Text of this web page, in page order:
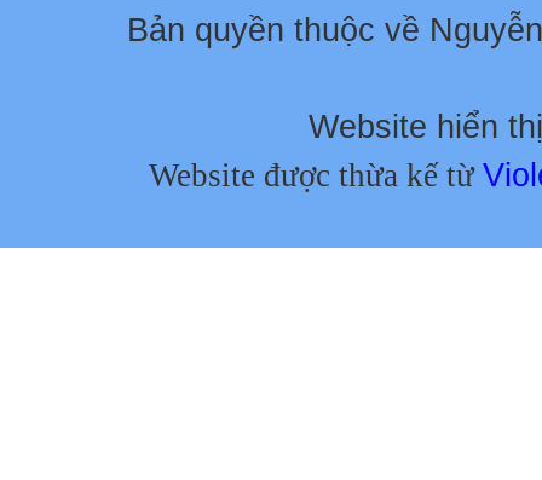
Bản quyền thuộc về
Website hiển
Website được thừa kế từ